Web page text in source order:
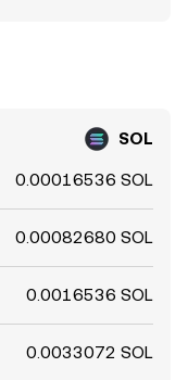
SOL
0.00016536 SOL
0.00082680 SOL
0.0016536 SOL
0.0033072 SOL